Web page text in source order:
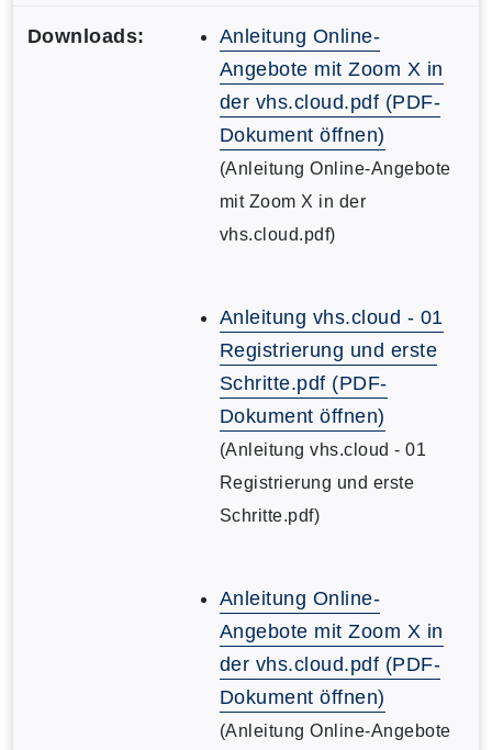
Downloads:
Anleitung Online-
Angebote mit Zoom X in
der vhs.cloud.pdf (PDF-
Dokument öffnen)
(Anleitung Online-Angebote
mit Zoom X in der
vhs.cloud.pdf)
Anleitung vhs.cloud - 01
Registrierung und erste
Schritte.pdf (PDF-
Dokument öffnen)
(Anleitung vhs.cloud - 01
Registrierung und erste
Schritte.pdf)
Anleitung Online-
Angebote mit Zoom X in
der vhs.cloud.pdf (PDF-
Dokument öffnen)
(Anleitung Online-Angebote